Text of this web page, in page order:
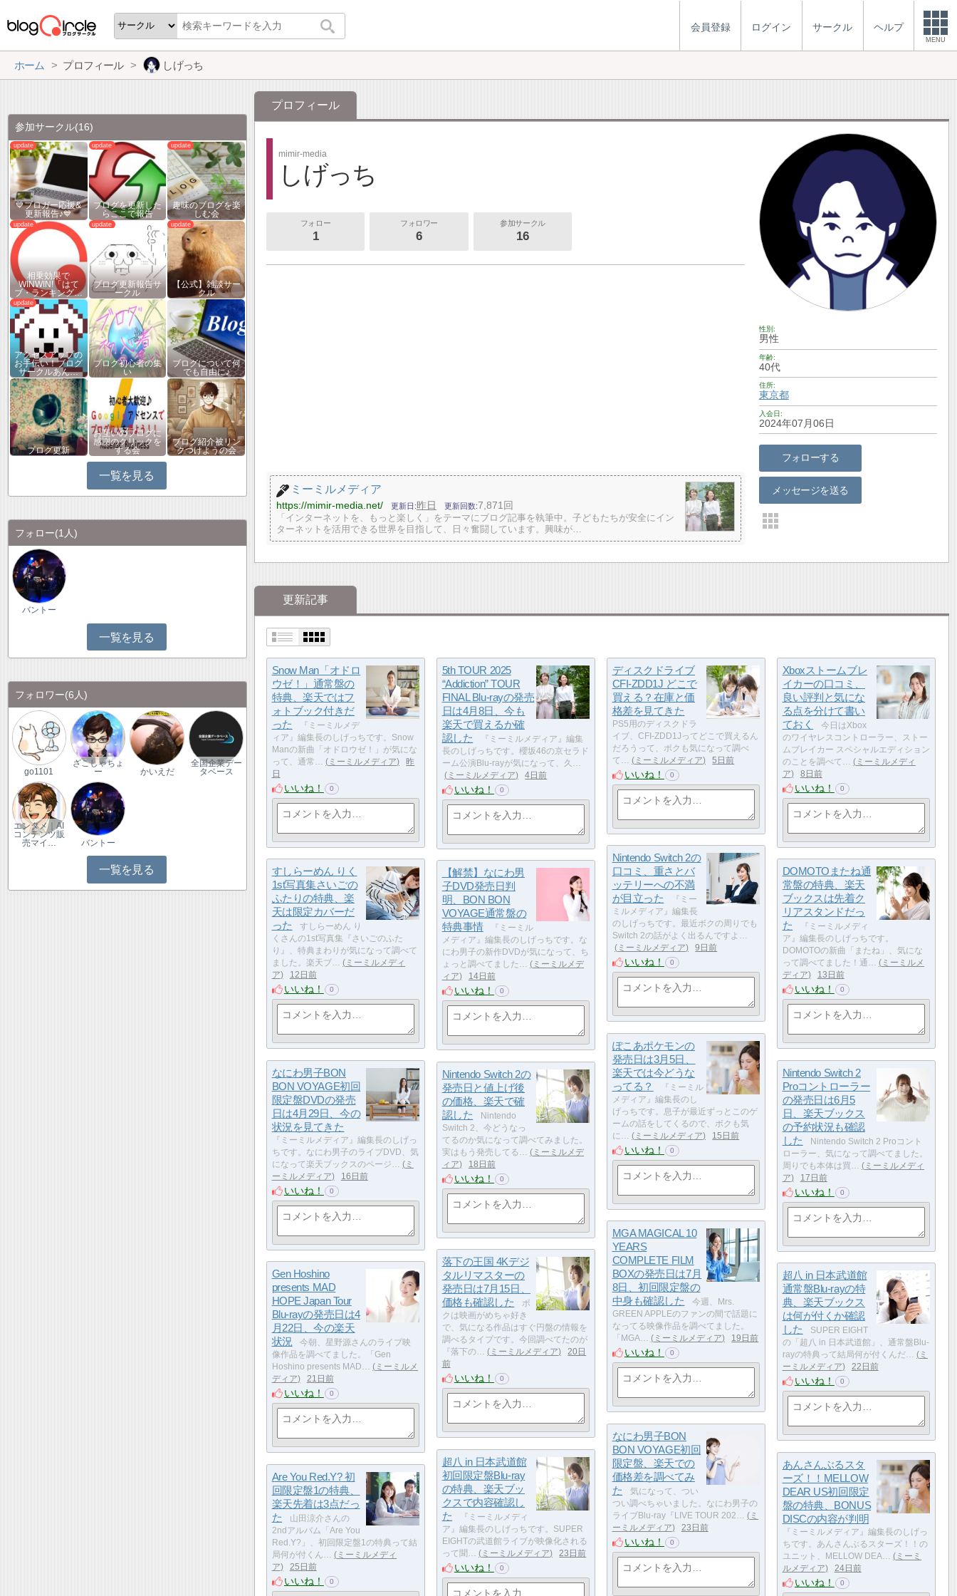
会員登録 ログイン サークル ヘルプ
MENU
ホーム プロフィール しげっち
プロフィール
mimir-media
しげっち
フォロー
1
フォロワー
6
参加サークル
16
性別
男性
年齢
40代
住所
東京都
入会日
2024年07月06日
フォローする
メッセージを送る
ミーミルメディア
https://mimir-media.net/ 更新日 昨日 更新回数 7,871回
「インターネットを、もっと楽しく」をテーマにブログ記事を執筆中。子どもたちが安全にイン
ターネットを活用できる世界を目指して、日々奮闘しています。興味が…
更新記事
Snow Man「オドロ
ウゼ！」通常盤の
特典、楽天ではフ
ォトブック付きだ
った
『ミーミルメデ
ィア』編集長のしげっちです。Snow
Manの新曲「オドロウゼ！」が気にな
って、通常…
ミーミルメディア
昨
日
いいね！ 0
5th TOUR 2025
“Addiction” TOUR
FINAL Blu-rayの発売
日は4月8日、今も
楽天で買えるか確
認した
『ミーミルメディア』編集
長のしげっちです。櫻坂46の京セラド
ーム公演Blu-rayが気になって、久…
ミーミルメディア
4日前
いいね！ 0
ディスクドライブ
CFI-ZDD1J どこで
買える？在庫と価
格差を見てきた
PS5用のディスクドラ
イブ、CFI-ZDD1Jってどこで買えるん
だろうって、ボクも気になって調べ
て…
ミーミルメディア 5日前
いいね！ 0
Xboxストームブレ
イカーの口コミ、
良い評判と気にな
る点を分けて書い
ておく
今日はXbox
のワイヤレスコントローラー、ストー
ムブレイカー スペシャルエディション
のことを調べて…
ミーミルメディ
ア
8日前
いいね！ 0
Nintendo Switch 2の
口コミ、重さとバ
ッテリーへの不満
が目立った
『ミー
ミルメディア』編集長
のしげっちです。最近ボクの周りでも
Switch 2の話がよく出るんですよ…
ミーミルメディア
9日前
いいね！ 0
すしらーめん りく
1st写真集さいごの
ふたりの特典、楽
天は限定カバーだ
った
すしらーめん り
くさんの1st写真集『さいごのふた
り』、特典まわりが気になって調べて
ました。楽天ブ…
ミーミルメディ
ア
12日前
いいね！ 0
DOMOTOまたね通
常盤の特典、楽天
ブックスは先着ク
リアスタンドだっ
た
『ミーミルメディ
ア』編集長のしげっちです。
DOMOTOの新曲「またね」、気にな
って調べてました！通…
ミーミルメ
ディア
13日前
いいね！ 0
【解禁】なにわ男
子DVD発売日判
明、BON BON
VOYAGE通常盤の
特典事情
『ミーミル
メディア』編集長のしげっちです。な
にわ男子の新作DVDが気になって、ち
ょっと調べてました…
ミーミルメデ
ィア
14日前
いいね！ 0
ぽこあポケモンの
発売日は3月5日、
楽天では今どうな
ってる？
『ミーミル
メディア』編集長のし
げっちです。息子が最近ずっとこのゲ
ームの話をしてくるので、ボクも気
に…
ミーミルメディア 15日前
いいね！ 0
なにわ男子BON
BON VOYAGE初回
限定盤DVDの発売
日は4月29日、今の
状況を見てきた
『ミーミルメディア』編集長のしげっ
ちです。なにわ男子のライブDVD、気
になって楽天ブックスのページ…
ミ
ーミルメディア
16日前
いいね！ 0
Nintendo Switch 2
Proコントローラー
の発売日は6月5
日、楽天ブックス
の予約状況も確認
した
Nintendo Switch 2 Proコント
ローラー、気になって調べてました。
周りでも本体は買…
ミーミルメディ
ア
17日前
いいね！ 0
Nintendo Switch 2の
発売日と値上げ後
の価格、楽天で確
認した
Nintendo
Switch 2、今どうなっ
てるのか気になって調べてみました。
実はもう発売してる…
ミーミルメデ
ィア
18日前
いいね！ 0
MGA MAGICAL 10
YEARS
COMPLETE FILM
BOXの発売日は7月
8日、初回限定盤の
中身も確認した
今週、Mrs.
GREEN APPLEのファンの間で話題に
なってる映像作品を調べてました。
「MGA…
ミーミルメディア 19日前
いいね！ 0
落下の王国 4Kデジ
タルリマスターの
発売日は7月15日、
価格も確認した
ボ
クは映画がめちゃ好き
で、気になる作品はすぐ円盤の情報を
調べるタイプです。今回調べてたのが
『落下の…
ミーミルメディア
20日
前
いいね！ 0
Gen Hoshino
presents MAD
HOPE Japan Tour
Blu-rayの発売日は4
月22日、今の楽天
状況
今朝、星野源さんのライブ映
像作品を調べてました。「Gen
Hoshino presents MAD…
ミーミルメ
ディア
21日前
いいね！ 0
超八 in 日本武道館
通常盤Blu-rayの特
典、楽天ブックス
は何が付くか確認
した
SUPER EIGHT
の「超八 in 日本武道館」、通常盤Blu-
rayの特典って結局何が付くんだ…
ミ
ーミルメディア
22日前
いいね！ 0
なにわ男子BON
BON VOYAGE初回
限定盤、楽天での
価格差を調べてみ
た
気になって、つい
つい調べちゃいました。なにわ男子の
ライブBlu-ray『LIVE TOUR 202…
ミ
ーミルメディア
23日前
いいね！ 0
超八 in 日本武道館
初回限定盤Blu-ray
の特典、楽天ブッ
クスで内容確認し
た
『ミーミルメディ
ア』編集長のしげっちです。SUPER
EIGHTの武道館ライブが映像化される
って聞…
ミーミルメディア 23日前
いいね！ 0
あんさんぶるスタ
ーズ！！MELLOW
DEAR US初回限定
盤の特典、BONUS
DISCの内容が判明
『ミーミルメディア』編集長のしげっ
ちです。あんさんぶるスターズ！！の
ユニット、MELLOW DEA…
ミーミ
ルメディア
24日前
いいね！ 0
Are You Red.Y? 初
回限定盤1の特典、
楽天先着は3点だっ
た
山田涼介さんの
2ndアルバム「Are You
Red.Y?」、初回限定盤1の特典って結
局何が付くん…
ミーミルメディ
ア
25日前
いいね！ 0
参加サークル(16)
💙ブロガー応援&
更新報告♪💙
ブログを更新した
らここで報告
趣味のブログを楽
しむ会
相乗効果で
WINWIN!「はて
ブ・ランキング…
ブログ更新報告サ
ークル
【公式】雑談サー
クル
アクセスアップの
お手伝い！ブログ
サークルあん…
ブログ初心者の集
い
ブログについて何
でも自由に♪
ブログ更新
お互いのブログに
感謝のクリックを
する会
ブログ紹介被リン
クつけようの会
一覧を見る
フォロー(1人)
バントー
一覧を見る
フォロワー(6人)
go1101
ざこしゃちょ
ー
かいえだ
全国企業デー
タベース
エンタメ｜AI
コンテンツ販
売マイ…
バントー
一覧を見る